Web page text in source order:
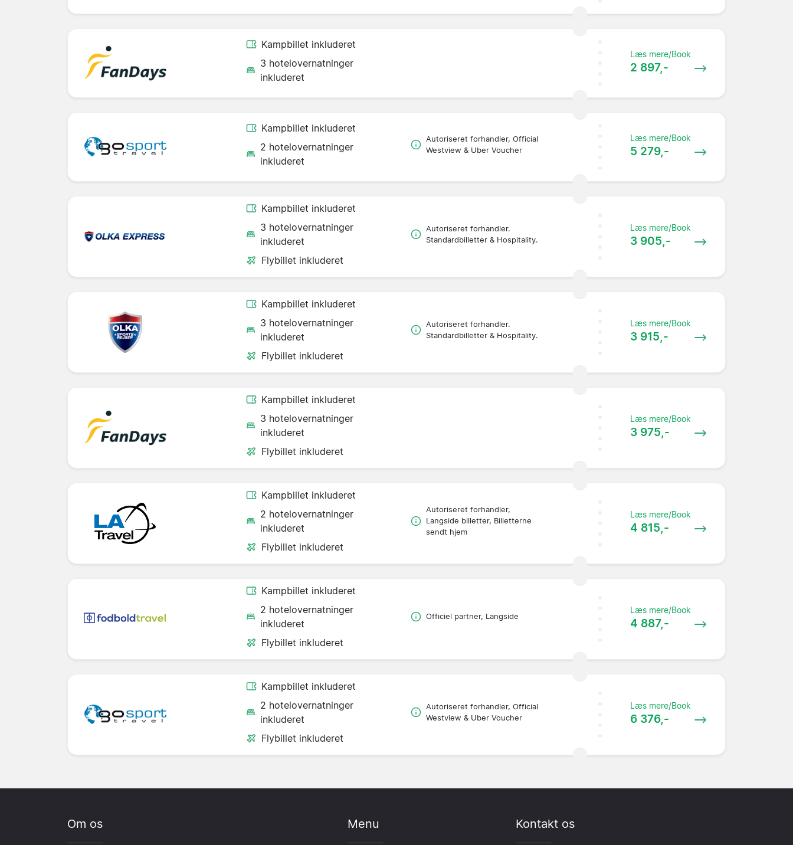
Kampbillet inkluderet
3 hotelovernatninger
inkluderet
Læs mere/Book
2 897,-
Kampbillet inkluderet
2 hotelovernatninger
inkluderet
Autoriseret forhandler, Official
Westview & Uber Voucher
Læs mere/Book
5 279,-
Kampbillet inkluderet
3 hotelovernatninger
inkluderet
Flybillet inkluderet
Autoriseret forhandler.
Standardbilletter & Hospitality.
Læs mere/Book
3 905,-
Kampbillet inkluderet
3 hotelovernatninger
inkluderet
Flybillet inkluderet
Autoriseret forhandler.
Standardbilletter & Hospitality.
Læs mere/Book
3 915,-
Kampbillet inkluderet
3 hotelovernatninger
inkluderet
Flybillet inkluderet
Læs mere/Book
3 975,-
Kampbillet inkluderet
2 hotelovernatninger
inkluderet
Flybillet inkluderet
Autoriseret forhandler,
Langside billetter, Billetterne
sendt hjem
Læs mere/Book
4 815,-
Kampbillet inkluderet
2 hotelovernatninger
inkluderet
Flybillet inkluderet
Officiel partner, Langside
Læs mere/Book
4 887,-
Kampbillet inkluderet
2 hotelovernatninger
inkluderet
Flybillet inkluderet
Autoriseret forhandler, Official
Westview & Uber Voucher
Læs mere/Book
6 376,-
Om os Menu Kontakt os